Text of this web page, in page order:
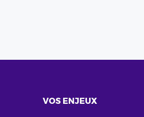
VOS ENJEUX